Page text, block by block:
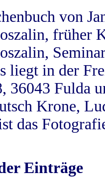
von
früher
liegt in der
36043 Fulda
Krone,
das
Einträge